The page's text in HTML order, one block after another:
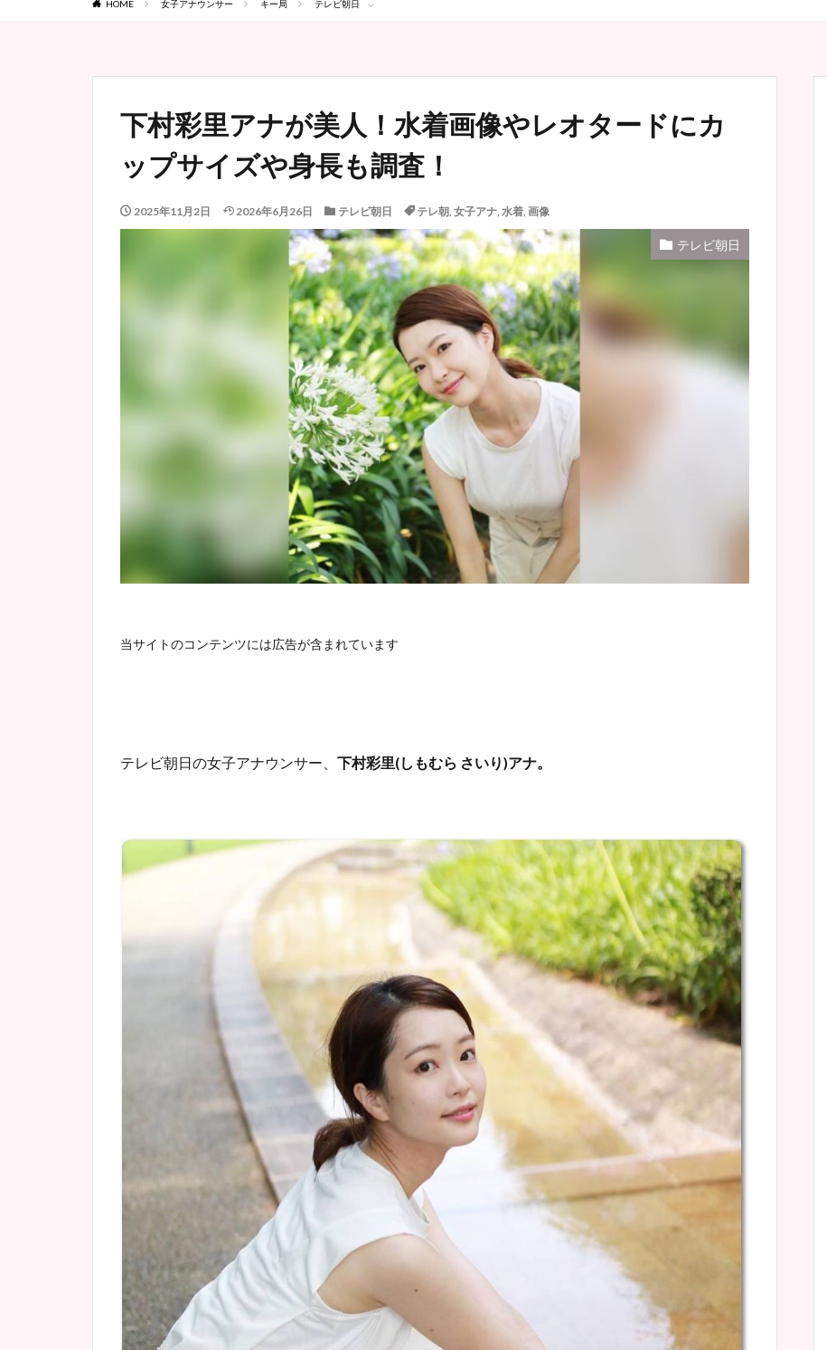
HOME 女子アナウンサー キー局 テレビ朝日
下村彩里アナが美人！水着画像やレオタードにカ
ップサイズや身長も調査！
2025年11月2日 2026年6月26日 テレビ朝日 テレ朝, 女子アナ, 水着, 画像
テレビ朝日
当サイトのコンテンツには広告が含まれています
テレビ朝日の女子アナウンサー、 下村彩里(しもむら さいり)アナ。